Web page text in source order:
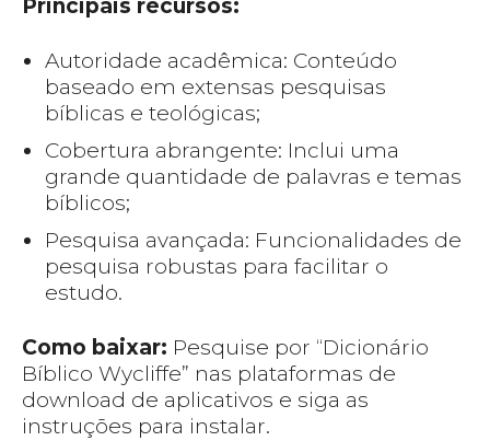
Principais recursos:
Autoridade acadêmica: Conteúdo
baseado em extensas pesquisas
bíblicas e teológicas;
Cobertura abrangente: Inclui uma
grande quantidade de palavras e temas
bíblicos;
Pesquisa avançada: Funcionalidades de
pesquisa robustas para facilitar o
estudo.
Como baixar: Pesquise por “Dicionário
Bíblico Wycliffe” nas plataformas de
download de aplicativos e siga as
instruções para instalar.